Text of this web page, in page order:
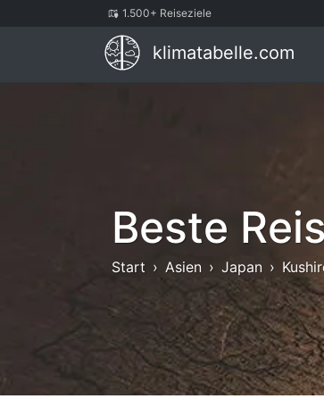
1.500+ Reiseziele
klimatabelle.com
Beste
Start Asien Japan